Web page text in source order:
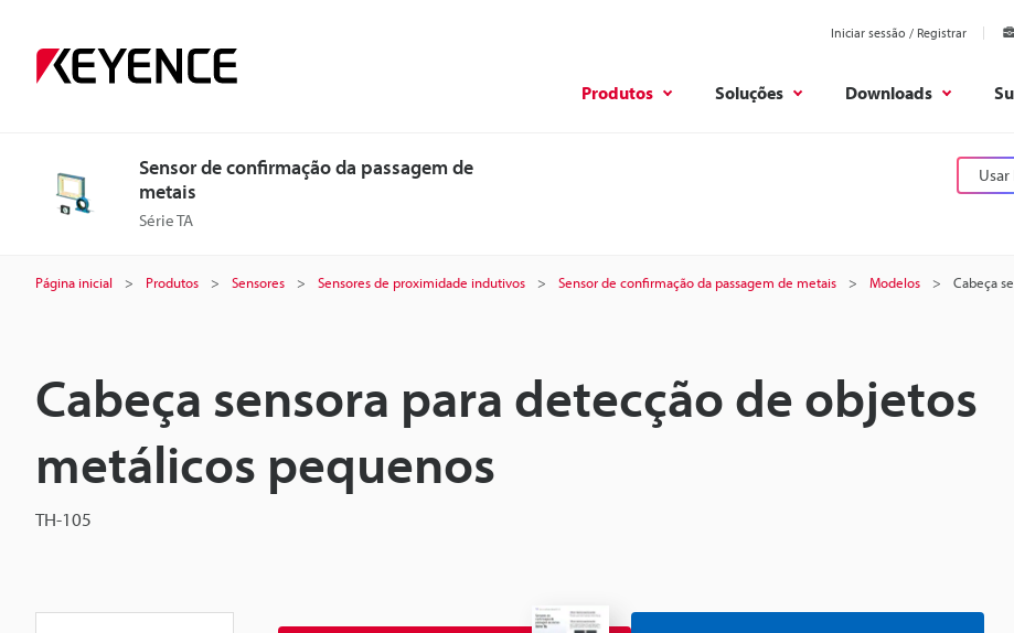
Iniciar sessão / Registrar
Produtos Soluções Downloads
Sensor de confirmação da passagem de
metais
Série TA
Usar
Página inicial Produtos Sensores Sensores de proximidade indutivos Sensor de confirmação da passagem de metais Modelos Cabeça
Cabeça sensora para detecção de objetos
metálicos pequenos
TH-105